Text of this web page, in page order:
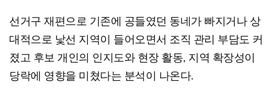
선거구 재편으로 기존에 공들였던 동네가 빠지거나 상
대적으로 낯선 지역이 들어오면서 조직 관리 부담도 커
졌고 후보 개인의 인지도와 현장 활동, 지역 확장성이
당락에 영향을 미쳤다는 분석이 나온다.